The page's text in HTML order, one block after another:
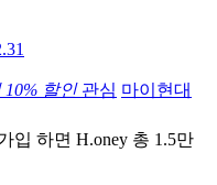
10% 할인 관심 마이현대
입 하면 H.oney 총 1.5만